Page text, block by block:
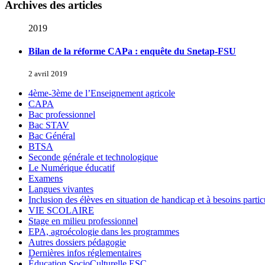
Archives des articles
2019
Bilan de la réforme CAPa : enquête du Snetap-FSU
2 avril 2019
4ème-3ème de l’Enseignement agricole
CAPA
Bac professionnel
Bac STAV
Bac Général
BTSA
Seconde générale et technologique
Le Numérique éducatif
Examens
Langues vivantes
Inclusion des élèves en situation de handicap et à besoins
VIE SCOLAIRE
Stage en milieu professionnel
EPA, agroécologie dans les programmes
Autres dossiers pédagogie
Dernières infos réglementaires